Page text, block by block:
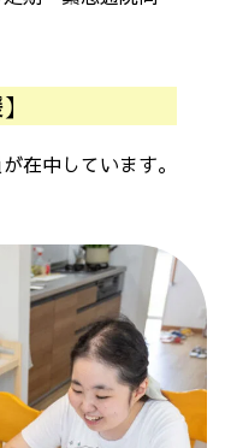
在中しています。